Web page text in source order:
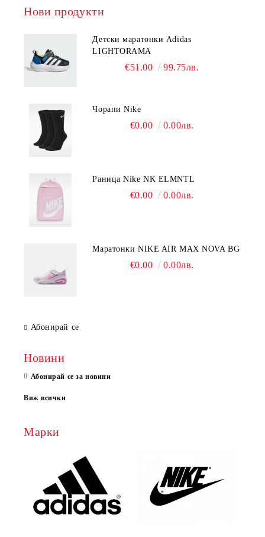
Нови продукти
Детски маратонки Adidas
LIGHTORAMA
€51.00 99.75лв.
Чорапи Nike
€0.00 0.00лв.
Раница Nike NK ELMNTL
€0.00 0.00лв.
Mаратонки NIKE AIR MAX NOVA BG
€0.00 0.00лв.
Абонирай се
Новини
Абонирай се за новини
Виж всички
Марки